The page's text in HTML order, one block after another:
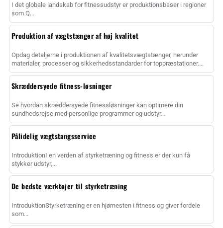
I det globale landskab for fitnessudstyr er produktionsbaser i regioner
som Q...
Produktion af vægtstænger af høj kvalitet
Opdag detaljerne i produktionen af kvalitetsvægtstænger, herunder
materialer, processer og sikkerhedsstandarder for toppræstationer....
Skræddersyede fitness-løsninger
Se hvordan skræddersyede fitnessløsninger kan optimere din
sundhedsrejse med personlige programmer og udstyr...
Pålidelig vægtstangsservice
IntroduktionI en verden af styrketræning og fitness er der kun få
stykker udstyr,...
De bedste værktøjer til styrketræning
IntroduktionStyrketræning er en hjørnesten i fitness og giver fordele
som...